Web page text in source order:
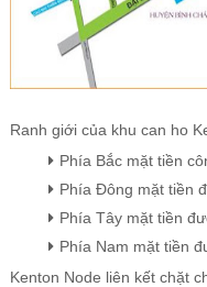
Ranh giới của khu can ho
Phía Bắc mặt tiền
Phía Đông mặt tiền
Phía Tây mặt tiền
Phía Nam mặt tiền
Kenton Node liên kết chặt